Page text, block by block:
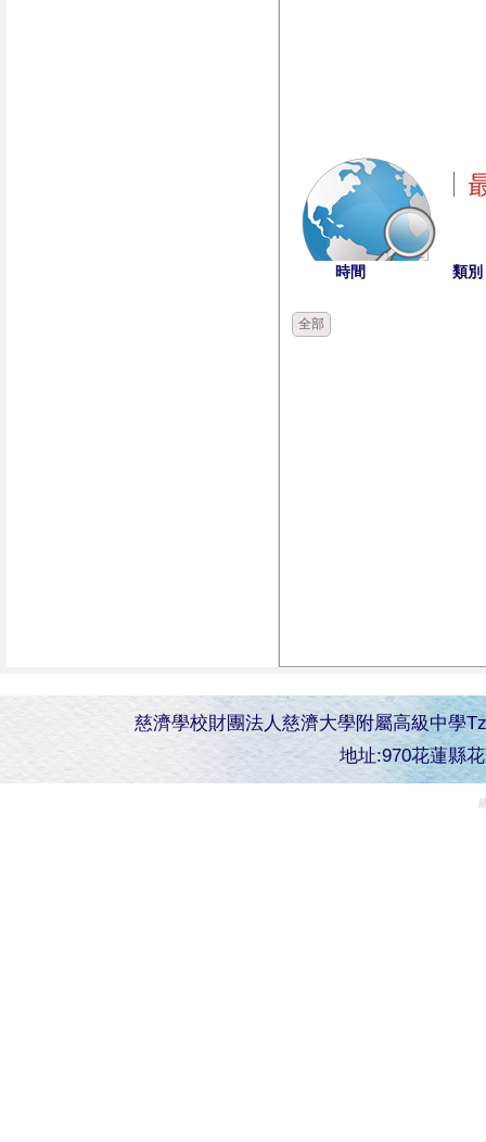
時間 類別
全部
慈濟學校財團法人慈濟大學附屬高級中學
地址:970花蓮縣